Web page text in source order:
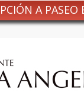
A PASEO